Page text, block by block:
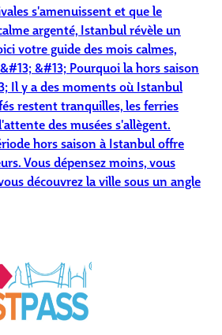
s'amenuissent et que le
argenté, Istanbul révèle un
votre guide des mois calmes,
&#13; Pourquoi la hors saison
Il y a des moments où Istanbul
restent tranquilles, les ferries
des musées s'allègent.
hors saison à Istanbul offre
Vous dépensez moins, vous
découvrez la ville sous un angle